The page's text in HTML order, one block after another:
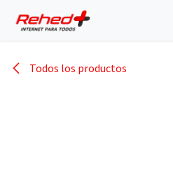
Todos los productos